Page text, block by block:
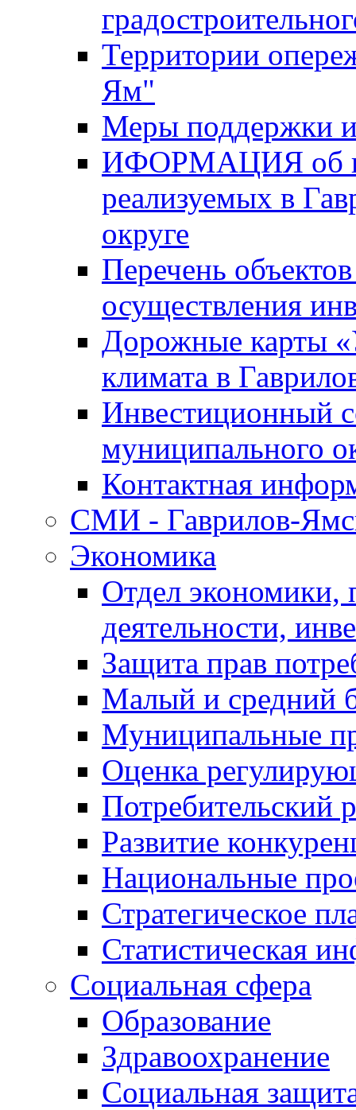
Территории
Ям"
Меры поддержки
ИФОРМАЦИЯ об
реализуемых в
округе
Перечень
осуществления
Дорожные карты
климата в
Инвестиционный
муниципального
Контактная
СМИ - Гаврилов-
Экономика
Отдел экономики,
деятельности,
Защита прав
Малый и средний
Муниципальные
Оценка
Потребительский
Развитие
Национальные
Стратегическое
Статистическая
Социальная сфера
Образование
Здравоохранение
Социальная